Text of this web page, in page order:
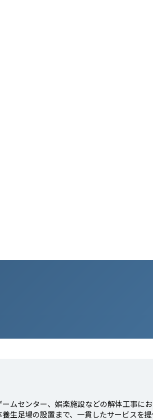
ムセンター、娯楽施設などの解体工事に
生足場の設置まで、一貫したサービスを提